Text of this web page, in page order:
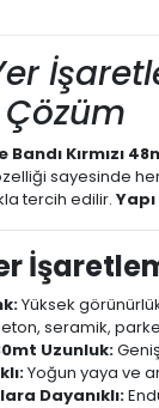
Bandı Kırmızı
sayesinde
tercih edilir.
Yüksek
seramik,
Uzunluk:
Yoğun yaya ve
Dayanıklı: